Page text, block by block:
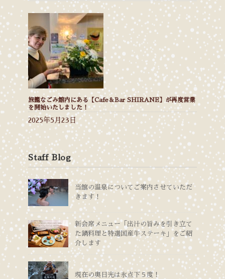
旅籠なごみ館内にある【Cafe＆Bar SHIRANE】が再度営業
を開始いたしました！
2025年5月23日
Staff Blog
当館の温泉についてご案内させていただ
きます！
新会席メニュー「出汁の旨みを引き立て
た鍋料理と特選国産牛ステーキ」をご紹
介します
現在の奥日光は氷点下５度！